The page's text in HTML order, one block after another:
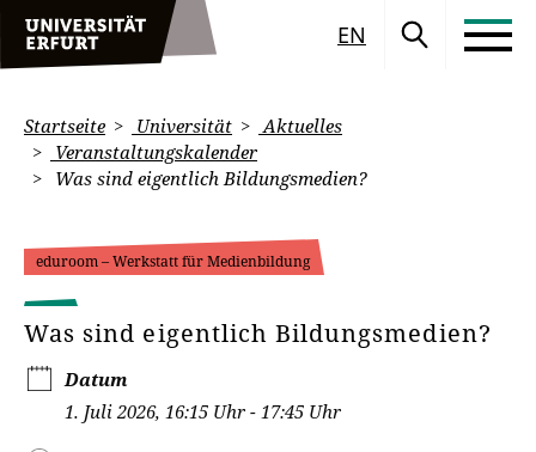
EN
Startseite Universität
Aktuelles
Veranstaltungskalender
Was sind eigentlich Bildungsmedien?
eduroom – Werkstatt für Medienbildung
Was sind eigentlich Bildungsmedien?
Datum
1. Juli 2026, 16:15 Uhr - 17:45 Uhr